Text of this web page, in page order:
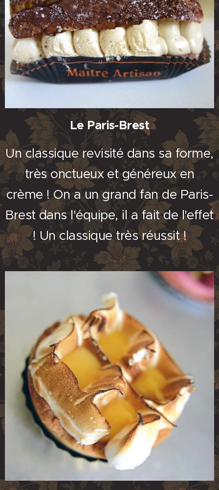
Le Paris-Brest
Un classique revisité dans sa forme,
très onctueux et généreux en
crème ! On a un grand fan de Paris-
Brest dans l'équipe, il a fait de l'effet
! Un classique très réussit !